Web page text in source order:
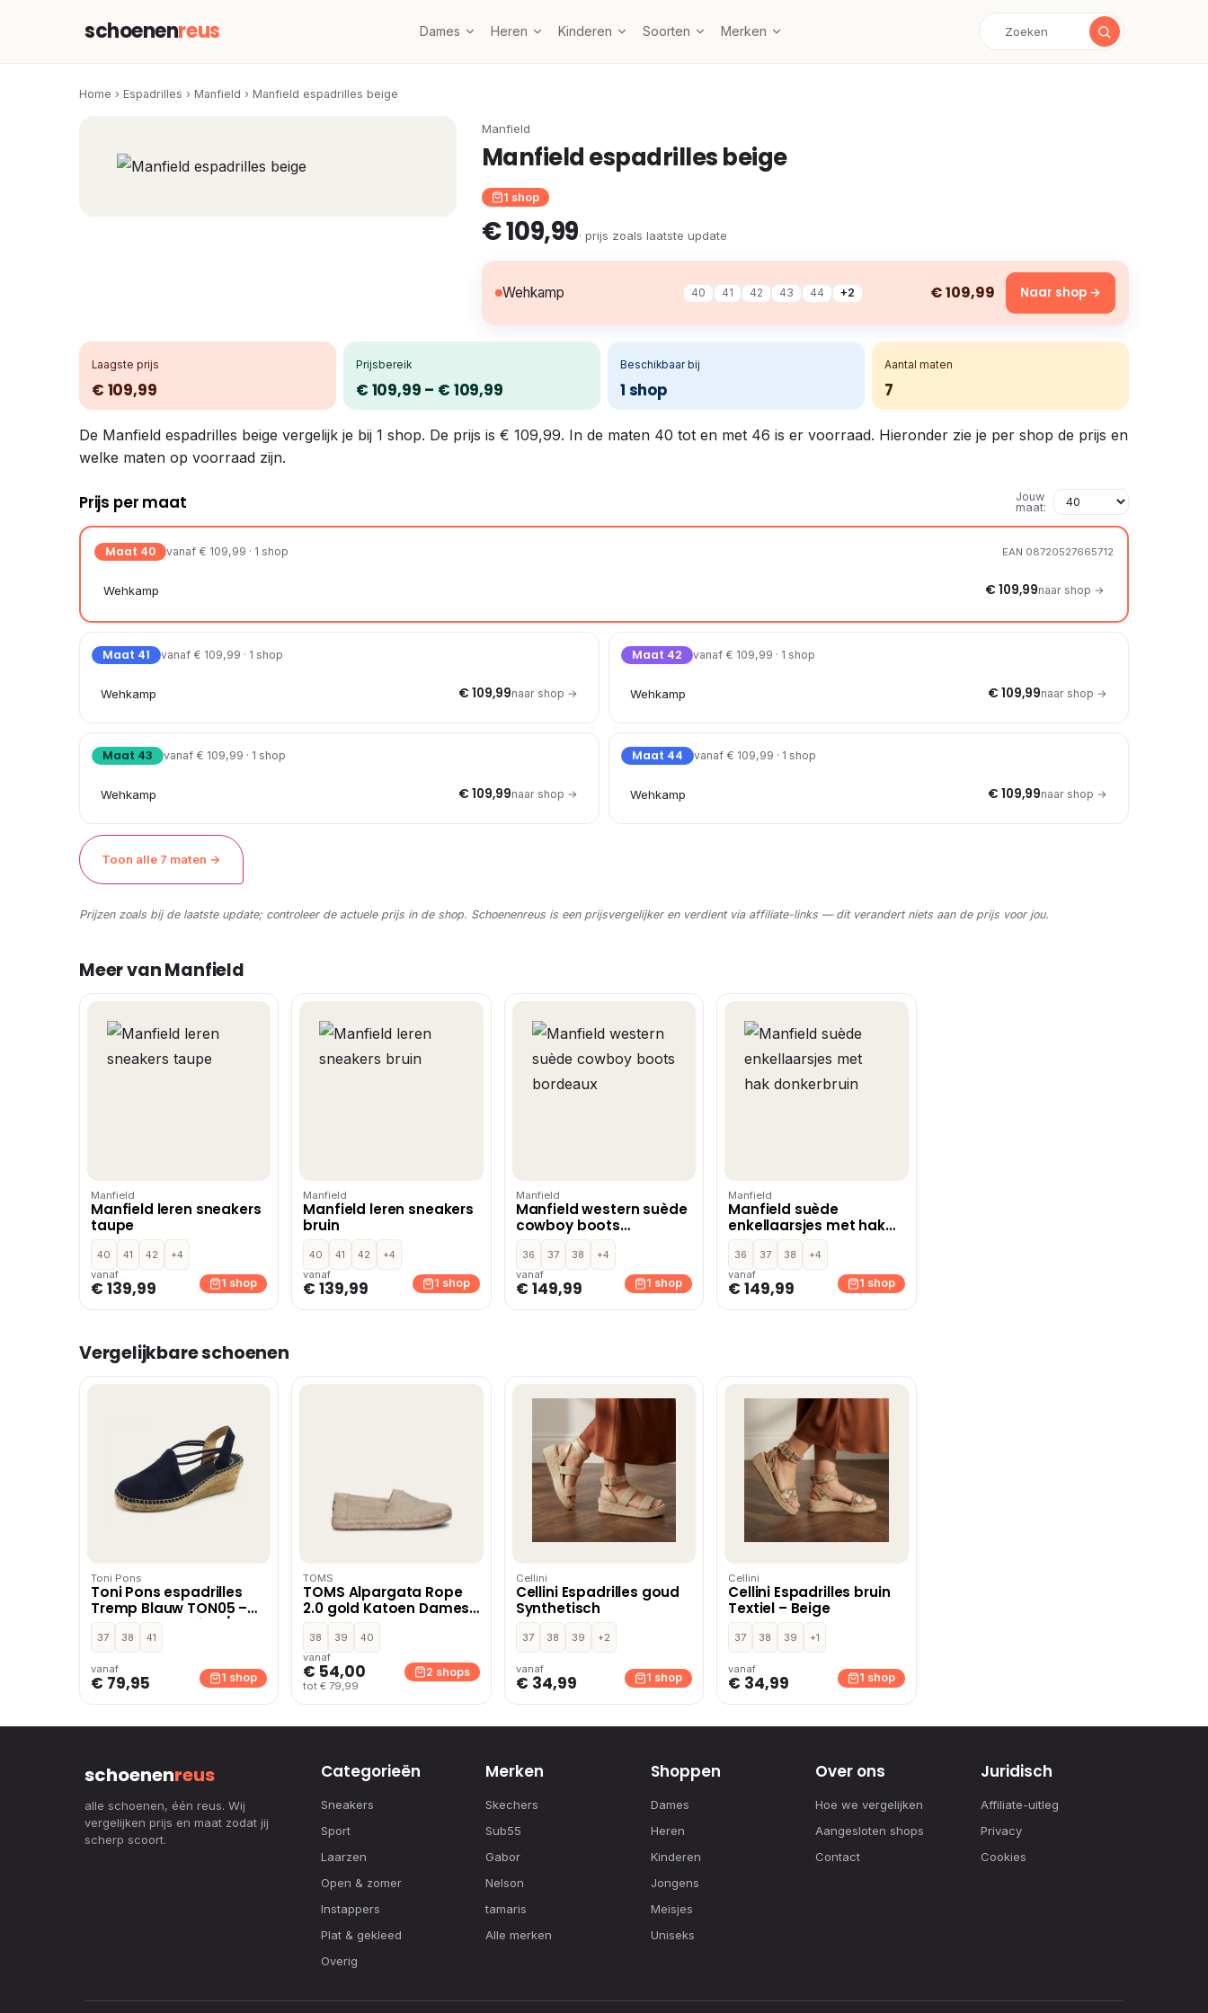
schoenenreus Dames Heren Kinderen Soorten Merken
Home › Espadrilles › Manfield › Manfield espadrilles beige
Manfield
Manfield espadrilles beige
1 shop
€ 109,99· prijs zoals laatste update
Wehkamp 40 41 42 43 44 +2 € 109,99 Naar shop →
Laagste prijs
€ 109,99
Prijsbereik
€ 109,99 – € 109,99
Beschikbaar bij
1 shop
Aantal maten
7
De Manfield espadrilles beige vergelijk je bij 1 shop. De prijs is € 109,99. In de maten 40 tot en met 46 is er voorraad. Hieronder zie je per shop de prijs en
welke maten op voorraad zijn.
Prijs per maat
Jouw
maat:
Maat 40 vanaf € 109,99 · 1 shop EAN 08720527665712
Wehkamp € 109,99naar shop →
Maat 41 vanaf € 109,99 · 1 shop
Wehkamp € 109,99naar shop →
Maat 42 vanaf € 109,99 · 1 shop
Wehkamp € 109,99naar shop →
Maat 43 vanaf € 109,99 · 1 shop
Wehkamp € 109,99naar shop →
Maat 44 vanaf € 109,99 · 1 shop
Wehkamp € 109,99naar shop →
Toon alle 7 maten →
Prijzen zoals bij de laatste update; controleer de actuele prijs in de shop. Schoenenreus is een prijsvergelijker en verdient via affiliate-links — dit verandert niets aan de prijs voor jou.
Meer van Manfield
Manfield
Manfield leren sneakers
taupe
40 41 42
+4
vanaf
€ 139,99 1 shop
Manfield
Manfield leren sneakers
bruin
40 41 42
+4
vanaf
€ 139,99 1 shop
Manfield
Manfield western suède
cowboy boots
bordeaux
36 37 38
+4
vanaf
€ 149,99 1 shop
Manfield
Manfield suède
enkellaarsjes met hak
donkerbruin
36 37 38
+4
vanaf
€ 149,99 1 shop
Vergelijkbare schoenen
Toni Pons
Toni Pons espadrilles
Tremp Blauw TON05 –
Blauw,Zwart,Beige /
Khaki,Cognac
37 38 41
vanaf
€ 79,95 1 shop
TOMS
TOMS Alpargata Rope
2.0 gold Katoen Dames
– Goud
38 39
40
vanaf
€ 54,00
tot € 79,99
2 shops
Cellini
Cellini Espadrilles goud
Synthetisch
37 38 39 +2
vanaf
€ 34,99 1 shop
Cellini
Cellini Espadrilles bruin
Textiel – Beige
37 38 39 +1
vanaf
€ 34,99 1 shop
schoenenreus
alle schoenen, één reus. Wij
vergelijken prijs en maat zodat jij
scherp scoort.
Categorieën
Sneakers
Sport
Laarzen
Open & zomer
Instappers
Plat & gekleed
Overig
Merken
Skechers
Sub55
Gabor
Nelson
tamaris
Alle merken
Shoppen
Dames
Heren
Kinderen
Jongens
Meisjes
Uniseks
Over ons
Hoe we vergelijken
Aangesloten shops
Contact
Juridisch
Affiliate-uitleg
Privacy
Cookies